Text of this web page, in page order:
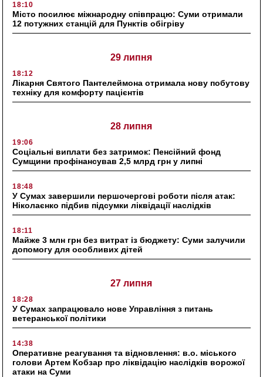
18:10
Місто посилює міжнародну співпрацю: Суми отримали
12 потужних станцій для Пунктів обігріву
29 липня
18:12
Лікарня Святого Пантелеймона отримала нову побутову
техніку для комфорту пацієнтів
28 липня
19:06
Соціальні виплати без затримок: Пенсійний фонд
Сумщини профінансував 2,5 млрд грн у липні
18:48
У Сумах завершили першочергові роботи після атак:
Ніколаєнко підбив підсумки ліквідації наслідків
18:11
Майже 3 млн грн без витрат із бюджету: Суми залучили
допомогу для особливих дітей
27 липня
18:28
У Сумах запрацювало нове Управління з питань
ветеранської політики
14:38
Оперативне реагування та відновлення: в.о. міського
голови Артем Кобзар про ліквідацію наслідків ворожої
атаки на Суми